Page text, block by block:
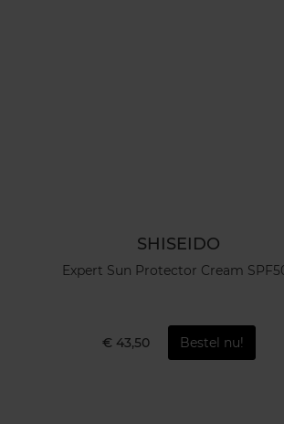
SHISEIDO
Expert Sun Protector Cream
€ 43,50 Bestel nu!